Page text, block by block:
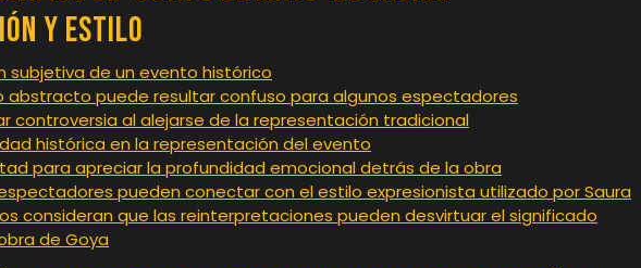
y Estilo
subjetiva de un evento histórico
abstracto puede resultar confuso para algunos espectadores
controversia al alejarse de la representación tradicional
histórica en la representación del evento
para apreciar la profundidad emocional detrás de la obra
pueden conectar con el estilo expresionista utilizado por Saura
consideran que las reinterpretaciones pueden desvirtuar el significado
de Goya